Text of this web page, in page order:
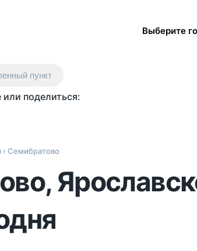
Выберите
пункт
или поделиться:
› Семибратово